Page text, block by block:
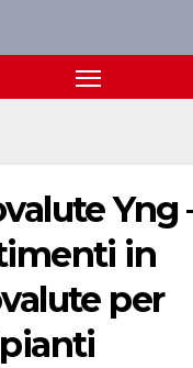
Yng
in
per